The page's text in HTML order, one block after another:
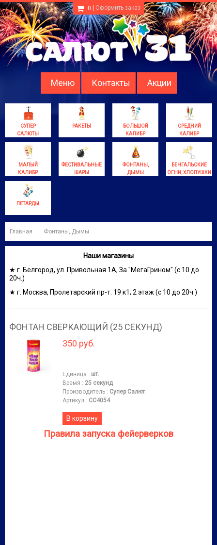
0 Оформить заказ
Меню Контакты Акции
СУПЕР
САЛЮТЫ
РАКЕТЫ
БОЛЬШОЙ
КАЛИБР
СРЕДНИЙ
КАЛИБР
МАЛЫЙ
КАЛИБР
ФЕСТИВАЛЬНЫЕ
ШАРЫ
ФОНТАНЫ,
ДЫМЫ
БЕНГАЛЬСКИЕ
ОГНИ, ХЛОПУШКИ
ПЕТАРДЫ
Главная Фонтаны, Дымы
Наши магазины
★ г. Белгород, ул. Привольная 1А, За "МегаГрином" (с 10 до
20ч.)
★ г. Москва, Пролетарский пр-т. 19 к1; 2 этаж (с 10 до 20ч.)
ФОНТАН СВЕРКАЮЩИЙ (25 СЕКУНД)
350 руб.
Единица : шт.
Время : 25 секунд
Производитель : Супер Салют
Артикул : СС4054
В корзину
Правила запуска фейерверков